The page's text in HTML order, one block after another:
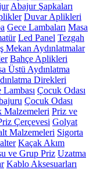
Abajur Şapkaları
Duvar Aplikleri
Gece Lambaları Masa
Led Panel Tezgah
Mekan Aydınlatmalar
Bahçe Aplikleri
Üstü Aydınlatma
Direkleri
Çocuk Odası
Çocuk Odası
Malzemeleri Priz ve
Çerçevesi Golyat
Malzemeleri Sigorta
Kaçak Akım
ve Grup Priz Uzatma
Kablo Aksesuarları